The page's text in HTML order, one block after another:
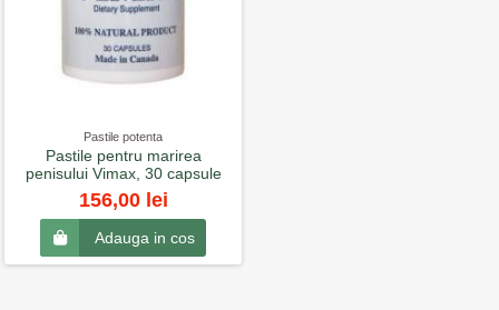
Pastile potenta
Pastile pentru marirea
penisului Vimax, 30 capsule
156,00 lei
Adauga in cos